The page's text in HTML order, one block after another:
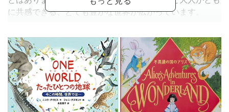
に共感できる、とても豊かな世界が広がっています。
講師が選んだ、「見るだけでかわいい」「心がほっこりす
る」、そんな絵本の翻訳を少しずつ、ご一緒に進めてまい
りますので、気楽にご参加ください。
翻訳に正解はありません。ご自分の感性で、翻訳を楽しみ
ましょう。みなさまのご参加をお待ちしています。